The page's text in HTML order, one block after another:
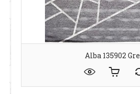
Alba 135902